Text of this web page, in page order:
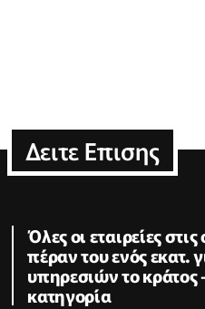
Δειτε Επισης
Όλες οι εταιρείες
πέραν του ενός εκατ.
υπηρεσιών το
κατηγορία